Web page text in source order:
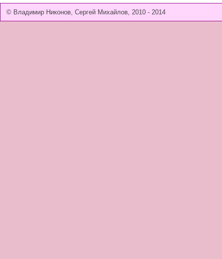
© Владимир Никонов, Сергей Михайлов, 2010 - 2014